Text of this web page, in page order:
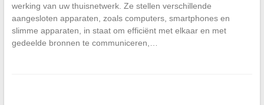
werking van uw thuisnetwerk. Ze stellen verschillende
aangesloten apparaten, zoals computers, smartphones en
slimme apparaten, in staat om efficiënt met elkaar en met
gedeelde bronnen te communiceren,…